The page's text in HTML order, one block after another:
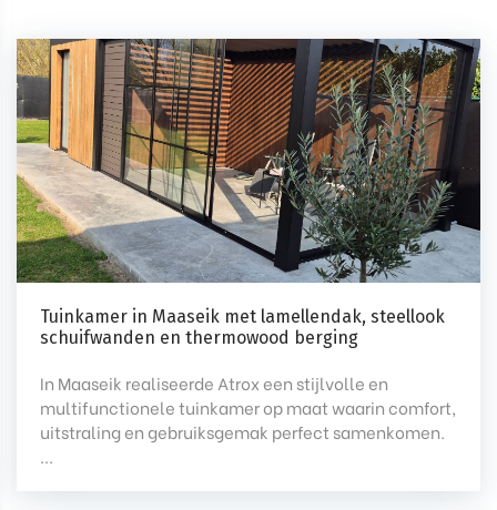
Tuinkamer in Maaseik met lamellendak, steellook
schuifwanden en thermowood berging
In Maaseik realiseerde Atrox een stijlvolle en
multifunctionele tuinkamer op maat waarin comfort,
uitstraling en gebruiksgemak perfect samenkomen.
...